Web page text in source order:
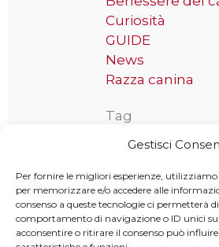
Gestisci
Per fornire le migliori esperienze,
per memorizzare e/o accedere alle
consenso a queste tecnologie ci permetterà
comportamento di navigazione o ID unici su
acconsentire o ritirare il consenso può
Curiosità
GUIDE
News
Razza canina
Tag
Copyright © 2025